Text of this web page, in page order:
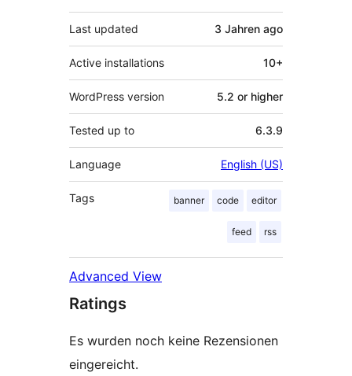
Last updated 3 Jahren ago
Active installations 10+
WordPress version 5.2 or higher
Tested up to 6.3.9
Language English (US)
Tags banner code editor
feed rss
Advanced View
Ratings
Es wurden noch keine Rezensionen
eingereicht.